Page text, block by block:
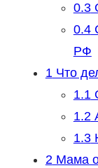
0.3
0.4
РФ
1Что
1.1
1.2
1.3
2Мама